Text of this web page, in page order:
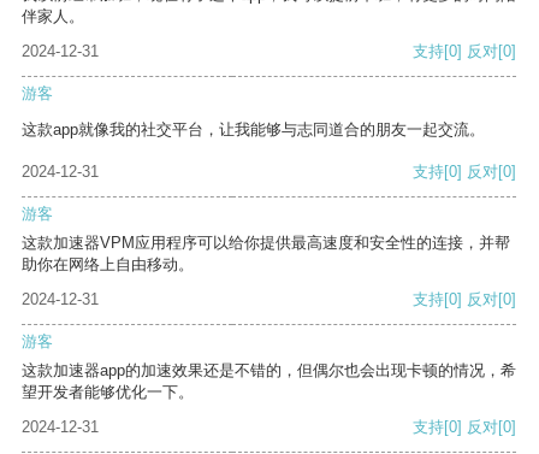
伴家人。
2024-12-31
支持[0] 反对[0]
游客
这款app就像我的社交平台，让我能够与志同道合的朋友一起交流。
2024-12-31 支持[0] 反对[0]
游客
这款加速器VPM应用程序可以给你提供最高速度和安全性的连接，并帮
助你在网络上自由移动。
2024-12-31
支持[0] 反对[0]
游客
这款加速器app的加速效果还是不错的，但偶尔也会出现卡顿的情况，希
望开发者能够优化一下。
2024-12-31
支持[0] 反对[0]